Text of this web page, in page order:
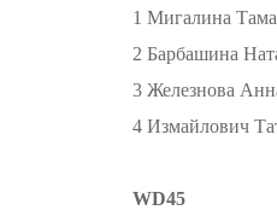
1 Мигалина
2 Барбашина
3 Железнова
4 Измайлович
WD45